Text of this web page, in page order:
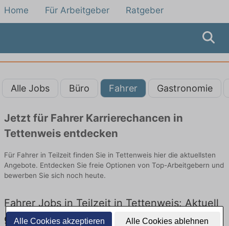
Alle Cookies akzeptieren Alle Cookies ablehnen
Home Für Arbeitgeber Ratgeber
Alle Jobs Büro Fahrer Gastronomie
Jetzt für Fahrer Karrierechancen in
Tettenweis entdecken
Für Fahrer in Teilzeit finden Sie in Tettenweis hier die aktuellsten
Angebote. Entdecken Sie freie Optionen von Top-Arbeitgebern und
bewerben Sie sich noch heute.
Fahrer Jobs in Teilzeit in Tettenweis: Aktuell
gibt es keine Stellenangebote für Fahrer in